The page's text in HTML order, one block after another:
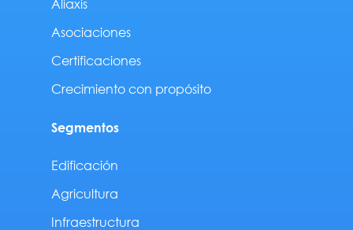
Aliaxis
Asociaciones
Certificaciones
Crecimiento con propósito
Segmentos
Edificación
Agricultura
Infraestructura